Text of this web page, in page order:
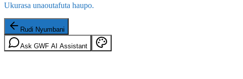
Ukurasa unaoutafuta haupo.
Rudi Nyumbani
Ask GWF AI Assistant